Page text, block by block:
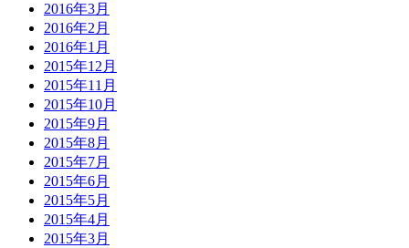
2016年3月
2016年2月
2016年1月
2015年12月
2015年11月
2015年10月
2015年9月
2015年8月
2015年7月
2015年6月
2015年5月
2015年4月
2015年3月